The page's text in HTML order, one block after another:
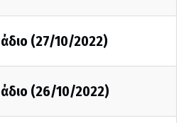
(27/10/2022)
(26/10/2022)